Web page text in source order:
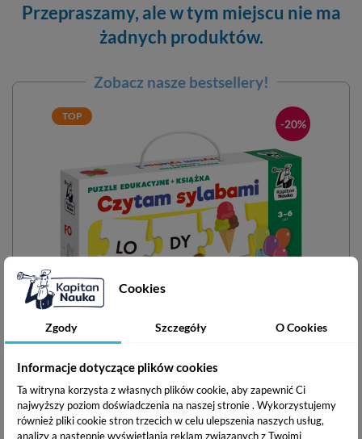
Przepraszamy, ale w tym miejscu nie ma
żadnych produktów.
Zobacz nasze bestsellery!
TOP
-20%
Czytam sylabami. Puzzle edukacyjne + książka
Cookies
Zgody Szczegóły O Cookies
Informacje dotyczące plików cookies
Ta witryna korzysta z własnych plików cookie, aby zapewnić Ci
najwyższy poziom doświadczenia na naszej stronie . Wykorzystujemy
również pliki cookie stron trzecich w celu ulepszenia naszych usług,
analizy a nastepnie wyświetlania reklam związanych z Twoimi